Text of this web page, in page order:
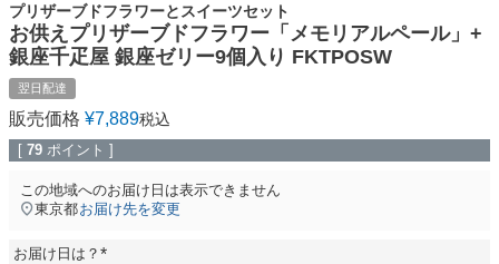
プリザーブドフラワーとスイーツセット
お供えプリザーブドフラワー「メモリアルペール」+
銀座千疋屋 銀座ゼリー9個入り FKTPOSW
翌日配達
販売価格 ¥7,889税込
[ 79 ポイント ]
この地域へのお届け日は表示できません
東京都お届け先を変更
お届け日は？